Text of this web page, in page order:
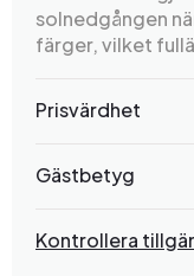
solnedgången
färger, vilket
Prisvärdhet
Gästbetyg
Kontrollera